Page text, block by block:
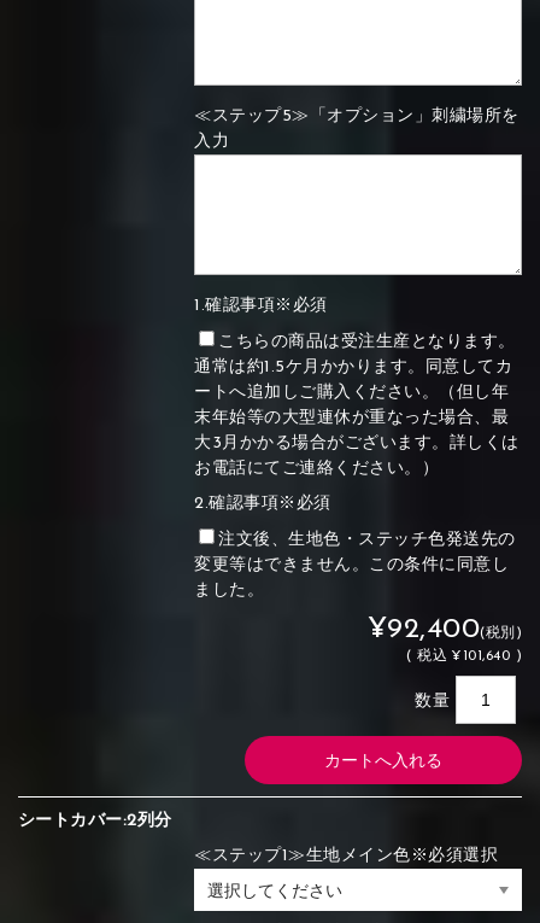
≪ステップ5≫「オプション」刺繍場所を
入力
1.確認事項※必須
こちらの商品は受注生産となります。
通常は約1.5ケ月かかります。同意してカ
ートへ追加しご購入ください。（但し年
末年始等の大型連休が重なった場合、最
大3月かかる場合がございます。詳しくは
お電話にてご連絡ください。）
2.確認事項※必須
注文後、生地色・ステッチ色発送先の
変更等はできません。この条件に同意し
ました。
¥92,400(税別)
(税込 ¥101,640 )
数量
シートカバー:2列分
≪ステップ1≫生地メイン色※必須選択